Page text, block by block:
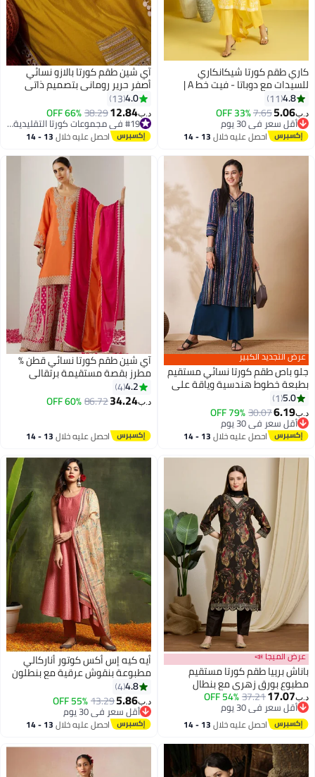
4
كاري طقم كورتا شيكانكاري
للسيدات مع دوباتا - فيت خط A |
شيفون دوباتا مع شريط مطرزة |
بنطال مستقيم مع جيب جانبي |
مجموعة كورتا للنساء
4.8
11
د.ب‏5.06
7.65
33% OFF
أقل سعر في 30 يوم
أقل سعر في 30 يوماحصل عليه خلال 13 - 14
آي شين طقم كورتا بالازو نسائي
أصفر حرير روماني بتصميم ذاتي
كامل الطول
4.0
13
د.ب‏12.84
38.29
66% OFF
#19 في مجموعات كورتا التقليدية النسائية
احصل عليه خلال 13 - 14
عرض التجديد الكبير
جلو باص طقم كورتا نسائي مستقيم
بطبعة خطوط هندسية وياقة على
شكل مع بنطلون بالازو للعمل
5.0
1
د.ب‏6.19
30.07
79% OFF
أقل سعر في 30 يوم
أقل سعر في 30 يوماحصل عليه خلال 13 - 14
آي شين طقم كورتا نسائي قطن %
مطرز بقصة مستقيمة برتقالي
4.2
4
د.ب‏34.24
86.72
60% OFF
احصل عليه خلال 13 - 14
عرض الميجا 📣
باناش برييا طقم كورتا مستقيم
مطبوع بورق زهري مع بنطال
ودوپتة – أسود | فستان هندي
للسيدات سالوار سوت | ملابس
هندية احتفالية للنساء
د.ب‏17.07
37.21
54% OFF
أقل سعر في 30 يوم
أقل سعر في 30 يوماحصل عليه خلال 13 - 14
أيه كيه إس أكس كوتور أناركالي
مطبوعة بنقوش عرقية مع بنطلون
ودوباتا
4.8
4
د.ب‏5.86
13.29
55% OFF
أقل سعر في 30 يوم
أقل سعر في 30 يوماحصل عليه خلال 13 - 14